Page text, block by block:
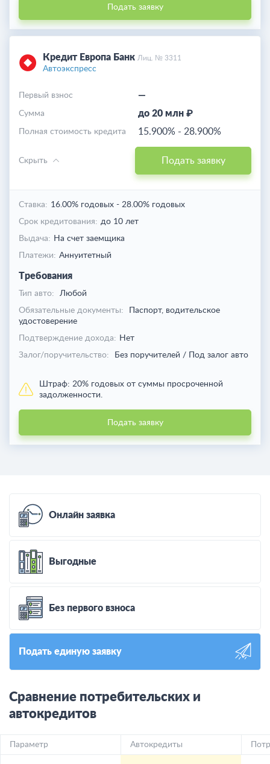
Подать заявку
Кредит Европа Банк Лиц. № 3311
Автоэкспресс
—
Первый взнос
до 20 млн ₽
Cумма
15.900% - 28.900%
Полная стоимость кредита
Подать заявку
Скрыть
Ставка: 16.00% годовых - 28.00% годовых
Срок кредитования: до 10 лет
Выдача: На счет заемщика
Платежи: Аннуитетный
Требования
Тип авто:
Любой
Обязательные документы:
Паспорт, водительское
удостоверение
Подтверждение дохода: Нет
Залог/поручительство:
Без поручителей / Под залог авто
Штраф: 20% годовых от суммы просроченной
задолженности.
Подать заявку
Онлайн заявка
Выгодные
Без первого взноса
Подать единую заявку
Сравнение потребительских и
автокредитов
Параметр Автокредиты